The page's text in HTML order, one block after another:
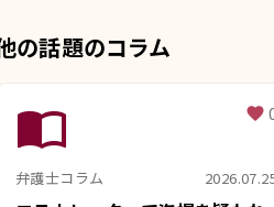
の話題のコラム
import_contacts favorite
弁護士コラム